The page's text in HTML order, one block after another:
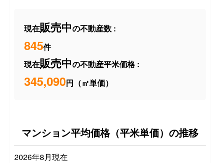
現在販売中の不動産数 :
845件
現在販売中の不動産平米価格 :
345,090円（㎡単価）
マンション平均価格（平米単価）の推移
2026年8月現在